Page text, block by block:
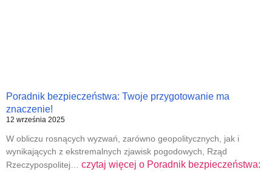
Poradnik bezpieczeństwa: Twoje przygotowanie ma
znaczenie!
12 września 2025
W obliczu rosnących wyzwań, zarówno geopolitycznych, jak i
wynikających z ekstremalnych zjawisk pogodowych, Rząd
Rzeczypospolitej… czytaj więcej o Poradnik bezpieczeństwa: